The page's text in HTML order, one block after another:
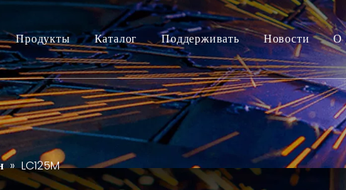
Продукты Каталог Поддерживать Новости О
» LC125M